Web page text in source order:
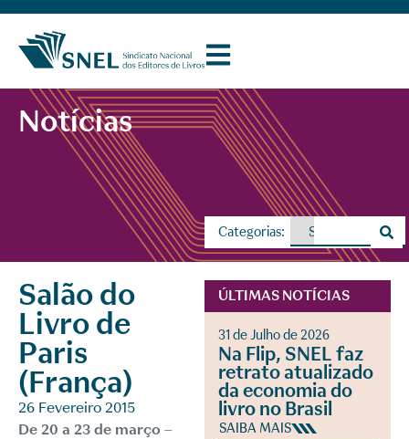
Notícias
Categorias:
Salão do
Livro de
Paris
(França)
26 Fevereiro 2015
De 20 a 23 de março –
ÚLTIMAS NOTÍCIAS
31 de Julho de 2026
Na Flip, SNEL faz
retrato atualizado
da economia do
livro no Brasil
SAIBA MAIS